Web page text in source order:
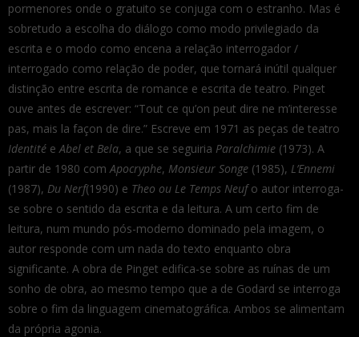
pormenores onde o gratuito se conjuga com o estranho. Mas é
sobretudo a escolha do diálogo como modo privilegiado da
escrita e o modo como encena a relação interrogador /
interrogado como relação de poder, que tornará inútil qualquer
distinção entre escrita de romance e escrita de teatro. Pinget
ouve antes de escrever: “Tout ce qu’on peut dire ne m’interesse
pas, mais la façon de dire.” Escreve em 1971 as peças de teatro
Identité eAbel et Bela, a que se seguiria Paralchimie (1973). A
partir de 1980 comApocryphe, Monsieur Songe (1985), L’Ennemi
(1987), Du Nerf(1990) e Theo ou Le Temps Neufo autor interroga-
se sobre o sentido da escrita e da leitura. A um certo fim de
leitura, num mundo pós-moderno dominado pela imagem, o
autor responde com um nada do texto enquanto obra
significante. A obra de Pinget edifica-se sobre as ruínas de um
sonho de obra, ao mesmo tempo que a de Godard se interroga
sobre o fim da linguagem cinematográfica. Ambos se alimentam
da própria agonia.